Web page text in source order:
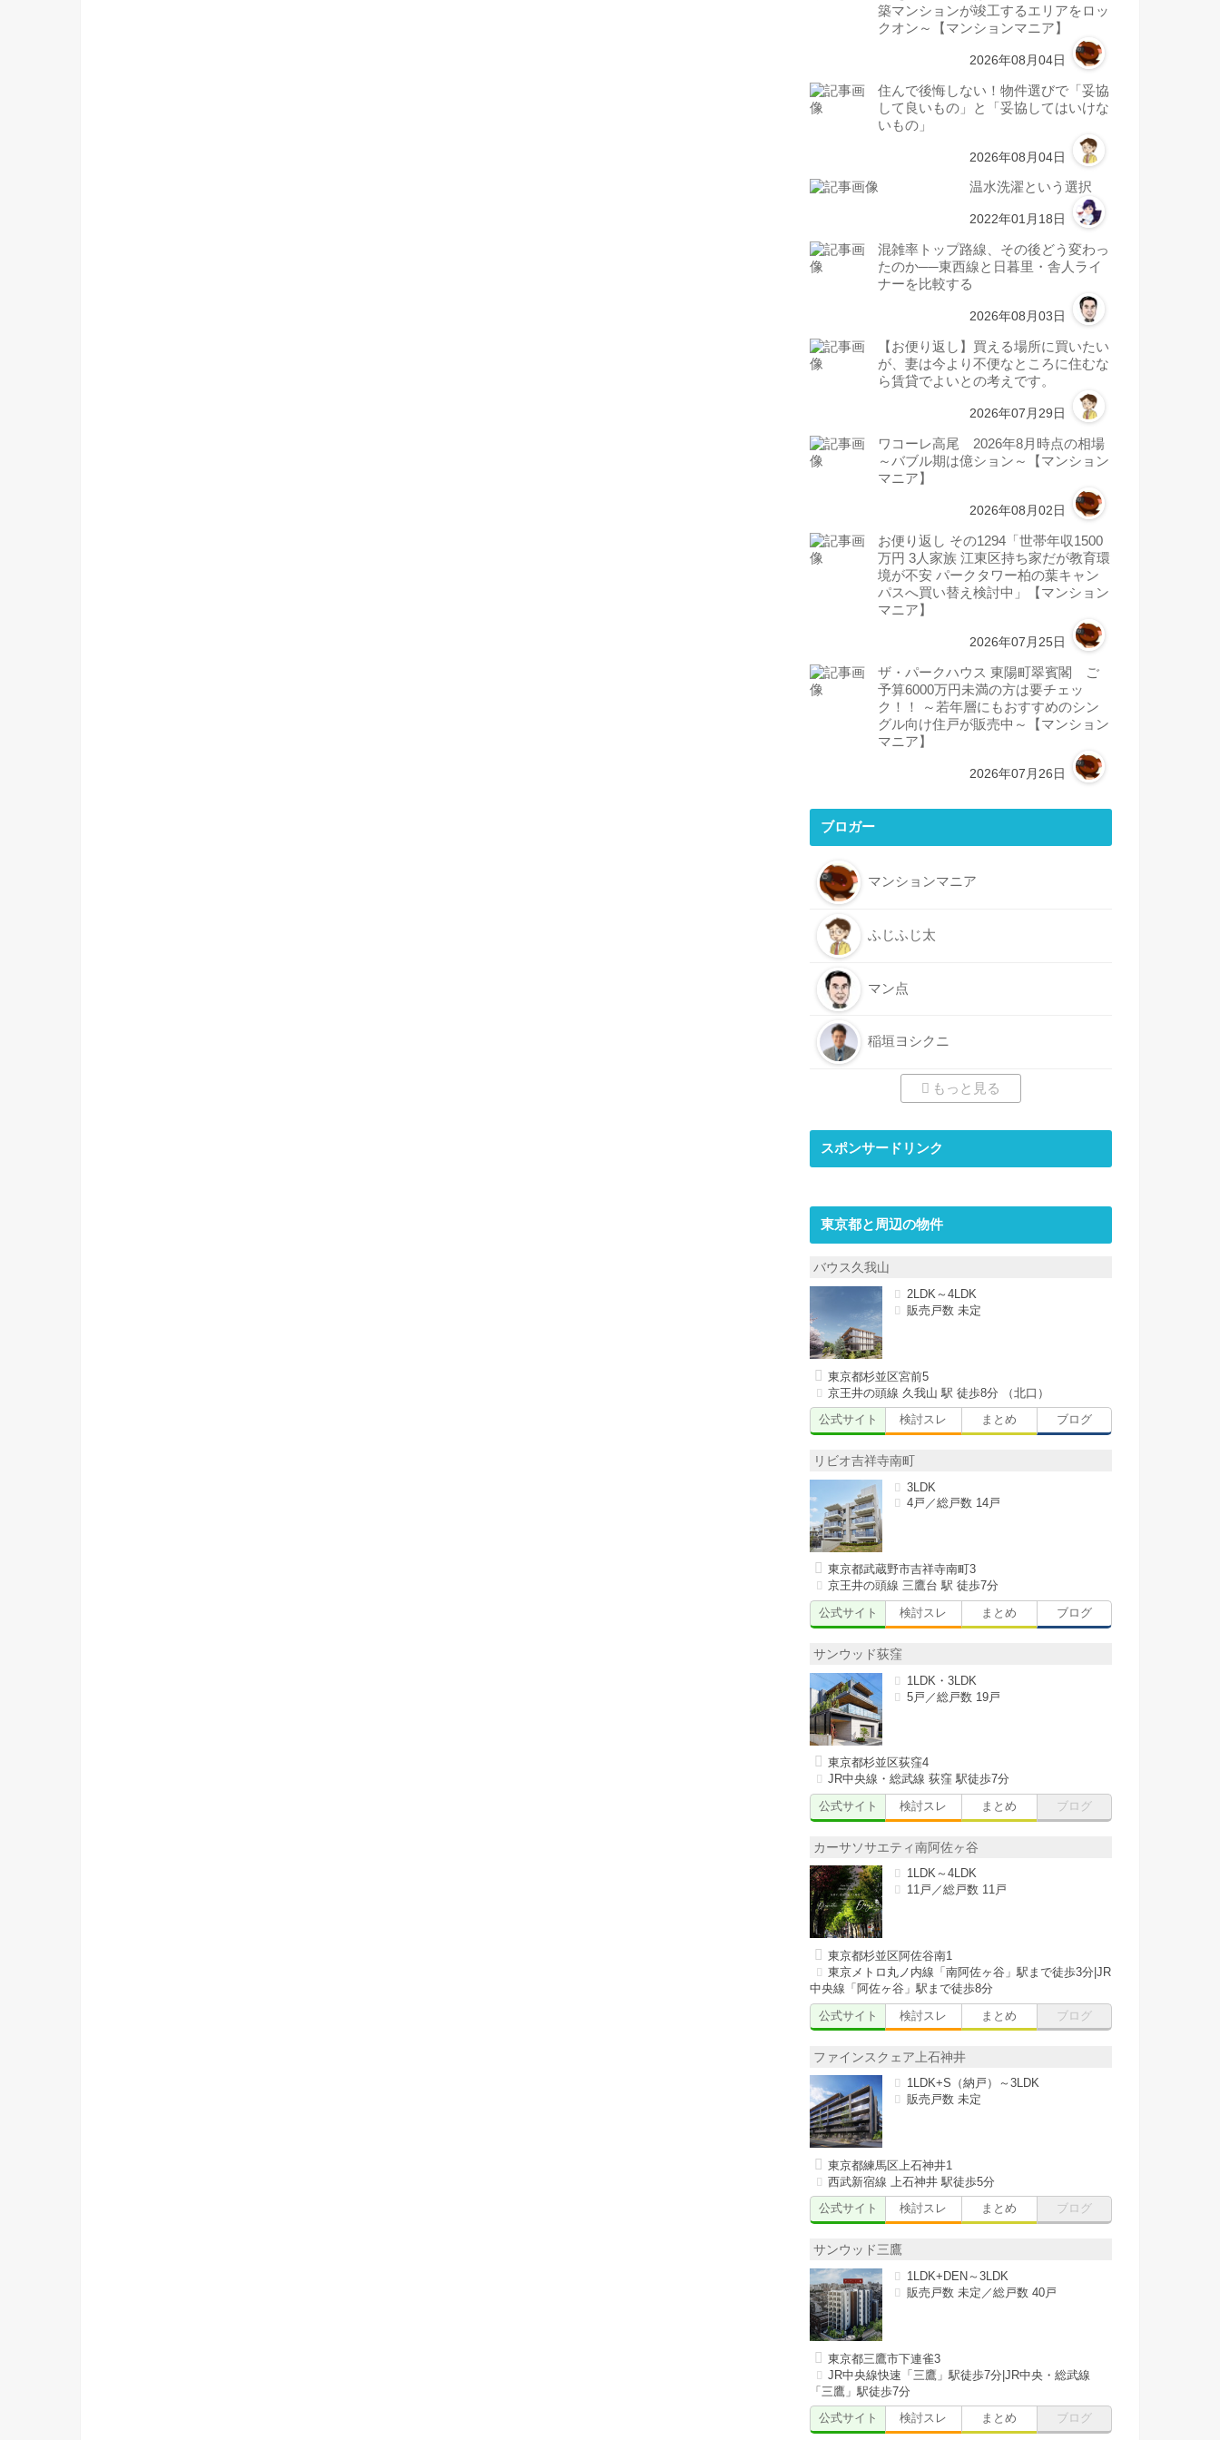
築マンションが竣工するエリアをロッ
クオン～【マンションマニア】
2026年08月04日
住んで後悔しない！物件選びで「妥協
して良いもの」と「妥協してはいけな
いもの」
2026年08月04日
温水洗濯という選択
2022年01月18日
混雑率トップ路線、その後どう変わっ
たのか──東西線と日暮里・舎人ライ
ナーを比較する
2026年08月03日
【お便り返し】買える場所に買いたい
が、妻は今より不便なところに住むな
ら賃貸でよいとの考えです。
2026年07月29日
ワコーレ高尾 2026年8月時点の相場
～バブル期は億ション～【マンション
マニア】
2026年08月02日
お便り返し その1294「世帯年収1500
万円 3人家族 江東区持ち家だが教育環
境が不安 パークタワー柏の葉キャン
パスへ買い替え検討中」【マンション
マニア】
2026年07月25日
ザ・パークハウス 東陽町翠賓閣 ご
予算6000万円未満の方は要チェッ
ク！！ ～若年層にもおすすめのシン
グル向け住戸が販売中～【マンション
マニア】
2026年07月26日
ブロガー
マンションマニア
ふじふじ太
マン点
稲垣ヨシクニ
もっと見る
スポンサードリンク
東京都と周辺の物件
バウス久我山
2LDK～4LDK
販売戸数 未定
東京都杉並区宮前5
京王井の頭線 久我山 駅 徒歩8分 （北口）
公式サイト
検討スレ まとめ ブログ
リビオ吉祥寺南町
3LDK
4戸／総戸数 14戸
東京都武蔵野市吉祥寺南町3
京王井の頭線 三鷹台 駅 徒歩7分
公式サイト
検討スレ まとめ ブログ
サンウッド荻窪
1LDK・3LDK
5戸／総戸数 19戸
東京都杉並区荻窪4
JR中央線・総武線 荻窪 駅徒歩7分
公式サイト
検討スレ まとめ ブログ
カーサソサエティ南阿佐ヶ谷
1LDK～4LDK
11戸／総戸数 11戸
東京都杉並区阿佐谷南1
東京メトロ丸ノ内線「南阿佐ヶ谷」駅まで徒歩3分|JR
中央線「阿佐ヶ谷」駅まで徒歩8分
公式サイト
検討スレ まとめ ブログ
ファインスクェア上石神井
1LDK+S（納戸）～3LDK
販売戸数 未定
東京都練馬区上石神井1
西武新宿線 上石神井 駅徒歩5分
公式サイト
検討スレ まとめ ブログ
サンウッド三鷹
1LDK+DEN～3LDK
販売戸数 未定／総戸数 40戸
東京都三鷹市下連雀3
JR中央線快速「三鷹」駅徒歩7分|JR中央・総武線
「三鷹」駅徒歩7分
公式サイト
検討スレ まとめ ブログ